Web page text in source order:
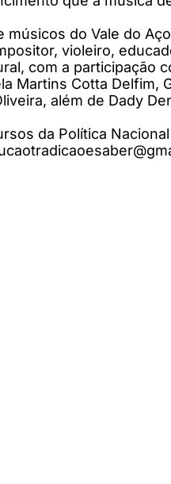
músicos do Vale do
violeiro,
com a participação
Martins Cotta Delfim,
além de Dady
da Política